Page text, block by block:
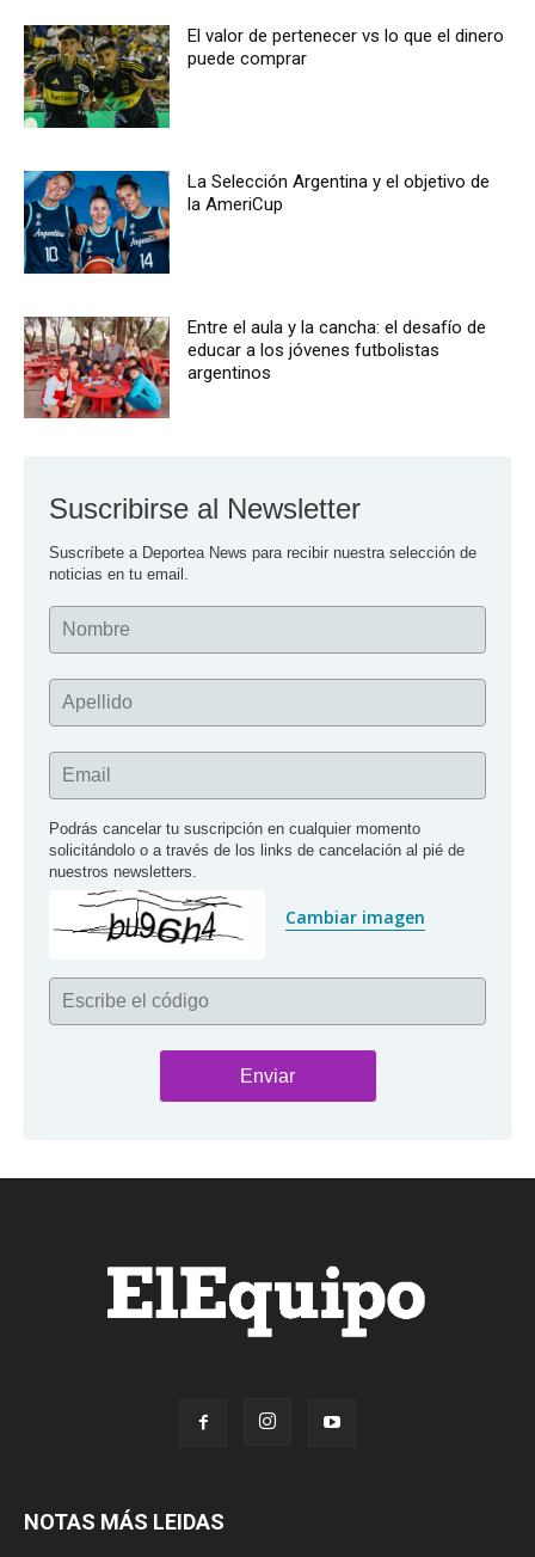
El valor de pertenecer vs lo que el dinero
puede comprar
La Selección Argentina y el objetivo de
la AmeriCup
Entre el aula y la cancha: el desafío de
educar a los jóvenes futbolistas
argentinos
Suscribirse al Newsletter
Suscríbete a Deportea News para recibir nuestra selección de
noticias en tu email.
Nombre
Apellido
Email
Podrás cancelar tu suscripción en cualquier momento
solicitándolo o a través de los links de cancelación al pié de
nuestros newsletters.
Cambiar imagen
Escribe el código
NOTAS MÁS LEIDAS